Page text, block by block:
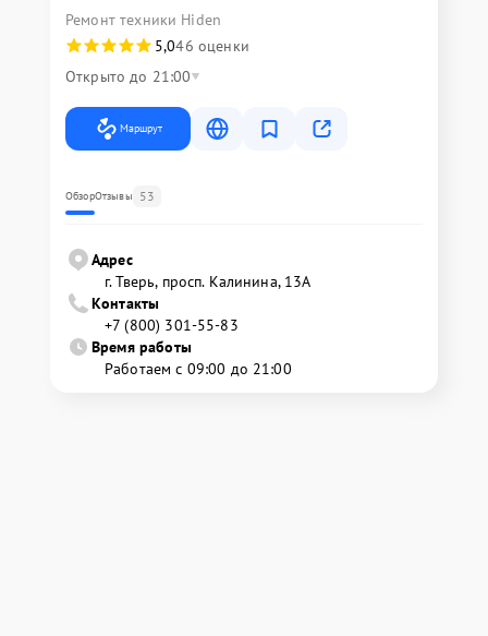
Ремонт техники Hiden
5,046 оценки
Открыто до 21:00
Маршрут
ОбзорОтзывы 53
Адрес
г. Тверь, просп. Калинина, 13А
Контакты
+7 (800) 301-55-83
Время работы
Работаем с 09:00 до 21:00